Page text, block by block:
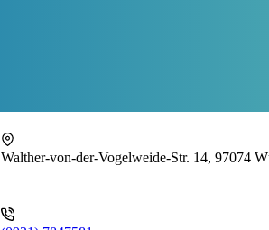
Walther-von-der-Vogelweide-Str. 14, 97074